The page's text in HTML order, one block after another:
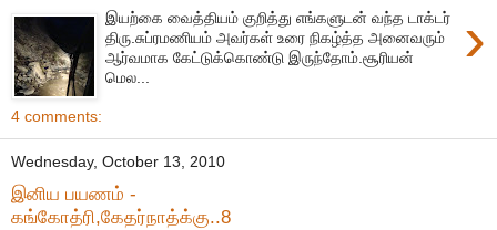
›
இயற்கை வைத்தியம் குறித்து எங்களுடன் வந்த டாக்டர்
திரு.சுப்ரமணியம் அவர்கள் உரை நிகழ்த்த அனைவரும்
ஆர்வமாக கேட்டுக்கொண்டு இருந்தோம்.சூரியன்
மெல...
4 comments:
Wednesday, October 13, 2010
இனிய பயணம் -
கங்கோத்ரி,கேதர்நாத்க்கு..8